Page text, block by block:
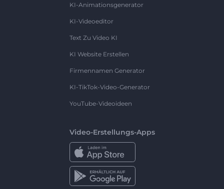
KI-Animationsgenerator
KI-Videoeditor
Text Zu Video KI
KI Website Erstellen
Firmennamen Generator
KI-TikTok-Video-Generator
YouTube-Videoideen
Video-Erstellungs-Apps